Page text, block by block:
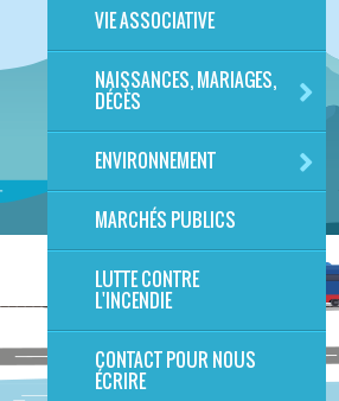
VIE ASSOCIATIVE
NAISSANCES, MARIAGES,
DÉCÈS
ENVIRONNEMENT
MARCHÉS PUBLICS
LUTTE CONTRE
L'INCENDIE
CONTACT POUR NOUS
ÉCRIRE